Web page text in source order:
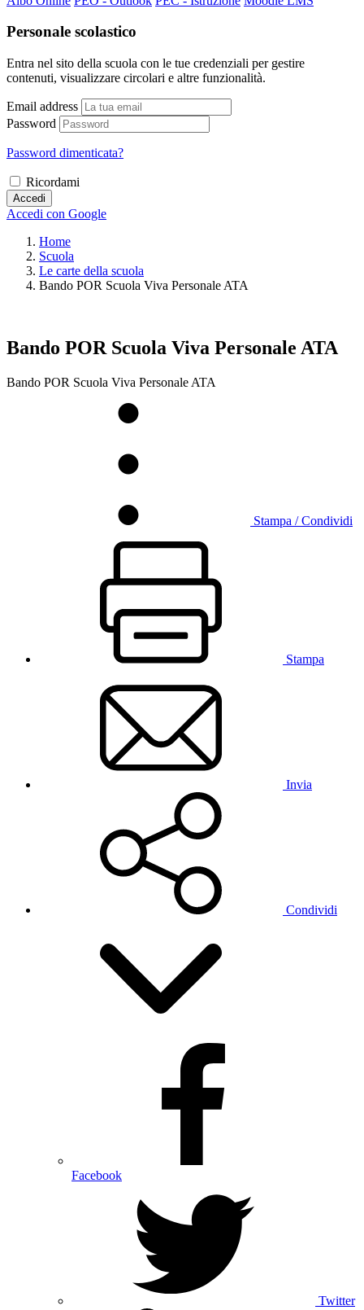
Personale scolastico
Entra nel sito della scuola con le tue credenziali per gestire
contenuti, visualizzare circolari e altre funzionalità.
Email address
Password
Password dimenticata?
Ricordami
Accedi
Accedi con Google
Home
Scuola
Le carte della scuola
Bando POR Scuola Viva Personale ATA
Bando POR Scuola Viva Personale ATA
Bando POR Scuola Viva Personale ATA
Stampa / Condividi
Stampa
Invia
Condividi
Facebook
Twitter